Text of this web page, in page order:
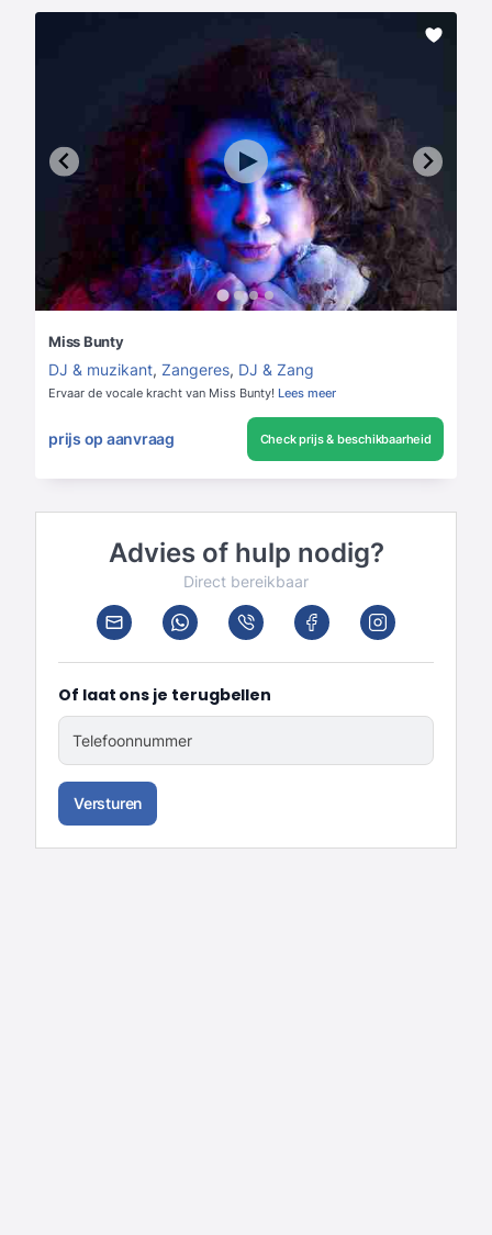
Miss Bunty
DJ & muzikant, Zangeres, DJ & Zang
Ervaar de vocale kracht van Miss Bunty! Lees meer
prijs op aanvraag Check prijs & beschikbaarheid
Advies of hulp nodig?
Direct bereikbaar
Of laat ons je terugbellen
Telefoonnummer
Versturen